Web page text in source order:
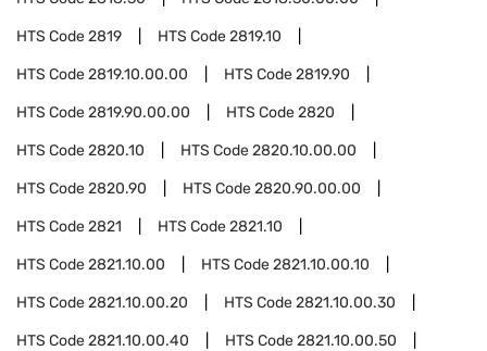
HTS Code2819 HTS Code2819.10
HTS Code2819.10.00.00 HTS Code2819.90
HTS Code2819.90.00.00 HTS Code2820
HTS Code2820.10 HTS Code2820.10.00.00
HTS Code2820.90 HTS Code2820.90.00.00
HTS Code2821 HTS Code2821.10
HTS Code2821.10.00 HTS Code2821.10.00.10
HTS Code2821.10.00.20 HTS Code2821.10.00.30
HTS Code2821.10.00.40 HTS Code2821.10.00.50